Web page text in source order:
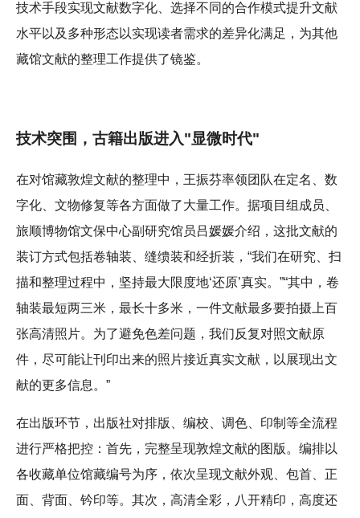
技术手段实现文献数字化、选择不同的合作模式提升文献
水平以及多种形态以实现读者需求的差异化满足，为其他
藏馆文献的整理工作提供了镜鉴。
技术突围，古籍出版进入"显微时代"
在对馆藏敦煌文献的整理中，王振芬率领团队在定名、数
字化、文物修复等各方面做了大量工作。据项目组成员、
旅顺博物馆文保中心副研究馆员吕媛媛介绍，这批文献的
装订方式包括卷轴装、缝缋装和经折装，“我们在研究、扫
描和整理过程中，坚持最大限度地‘还原’真实。”“其中，卷
轴装最短两三米，最长十多米，一件文献最多要拍摄上百
张高清照片。为了避免色差问题，我们反复对照文献原
件，尽可能让刊印出来的照片接近真实文献，以展现出文
献的更多信息。”
在出版环节，出版社对排版、编校、调色、印制等全流程
进行严格把控：首先，完整呈现敦煌文献的图版。编排以
各收藏单位馆藏编号为序，依次呈现文献外观、包首、正
面、背面、钤印等。其次，高清全彩，八开精印，高度还